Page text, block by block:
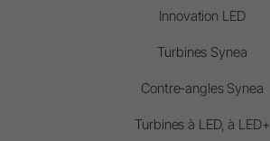
Innovation LED
Turbines Synea
Contre-angles Synea
Turbines à LED, à LED+